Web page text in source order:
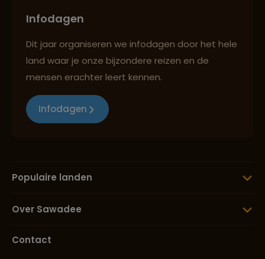
Infodagen
Dit jaar organiseren we infodagen door het hele
land waar je onze bijzondere reizen en de
mensen erachter leert kennen.
Infodagen
Populaire landen
Over Sawadee
Contact